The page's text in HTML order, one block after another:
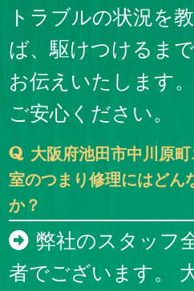
トラブルの状況を
ば、駆けつけるま
お伝えいたします
ご安心ください。
大阪府池田市中川原
室のつまり修理にはどん
か？
弊社のスタッフ
者でございます。